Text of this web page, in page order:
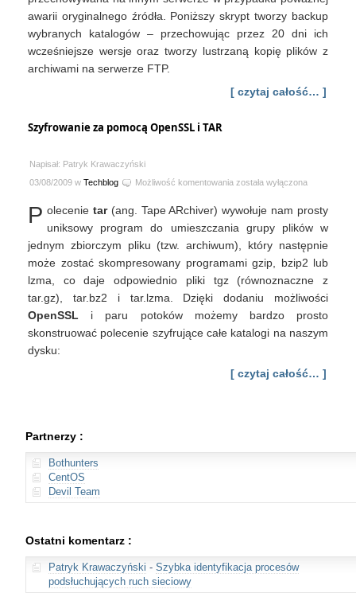
awarii oryginalnego źródła. Poniższy skrypt tworzy backup
wybranych katalogów – przechowując przez 20 dni ich
wcześniejsze wersje oraz tworzy lustrzaną kopię plików z
archiwami na serwerze FTP.
[ czytaj całość… ]
Szyfrowanie za pomocą OpenSSL i TAR
Napisał: Patryk Krawaczyński
03/08/2009 w Techblog Możliwość komentowania Szyfrowanie
pomocą
OpenSSL
TAR
została wyłączona
P olecenie tar(ang. Tape ARchiver) wywołuje nam prosty
uniksowy program do umieszczania grupy plików w
jednym zbiorczym pliku (tzw. archiwum), który następnie
może zostać skompresowany programami gzip, bzip2 lub
lzma, co daje odpowiednio pliki tgz (równoznaczne z
tar.gz), tar.bz2 i tar.lzma. Dzięki dodaniu możliwości
OpenSSL i paru potoków możemy bardzo prosto
skonstruować polecenie szyfrujące całe katalogi na naszym
dysku:
[ czytaj całość… ]
Partnerzy :
Bothunters
CentOS
Devil Team
Ostatni komentarz :
Patryk Krawaczyński - Szybka identyfikacja procesów
podsłuchujących ruch sieciowy